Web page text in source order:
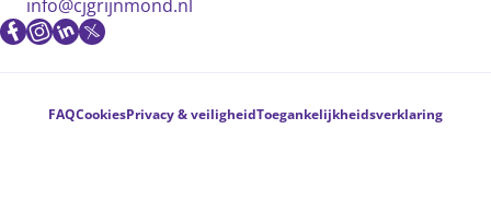
info@cjgrijnmond.nl
Voetnavigatie
FAQCookiesPrivacy & veiligheidToegankelijkheidsverklaring